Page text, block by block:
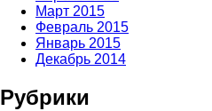
Март 2015
Февраль 2015
Январь 2015
Декабрь 2014
Рубрики